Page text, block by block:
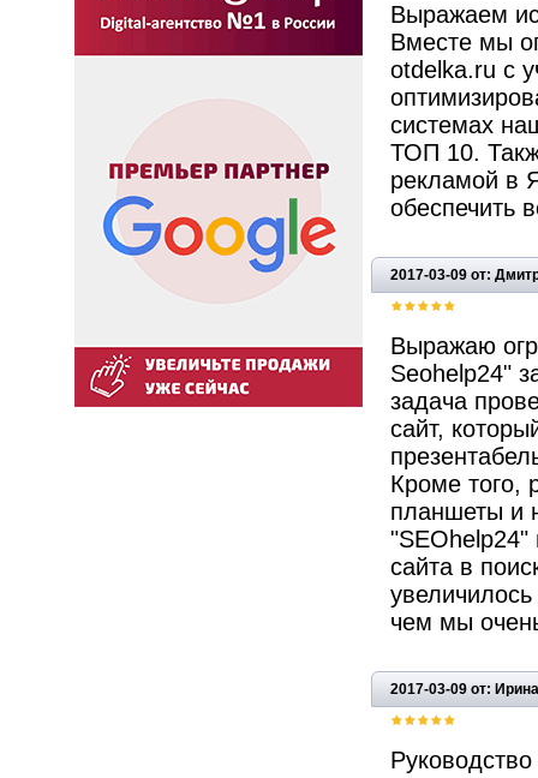
Выражаем
Вместе мы
otdelka.ru с
системах
ТОП 10.
рекламой в
обеспечить
2017-03-09 от:
Выражаю
Sеоhelp24"
задача
сайт,
Кроме того,
планшеты и
сайта в
чем мы
2017-03-09 от: